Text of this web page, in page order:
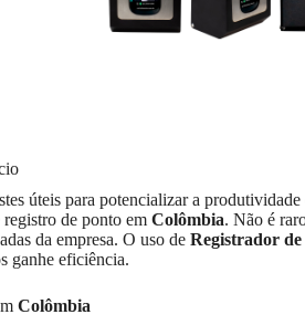
úteis para potencializar a produtividade
de ponto em Colômbia. Não é
da empresa. O uso de Registrador
ganhe eficiência.
Colômbia